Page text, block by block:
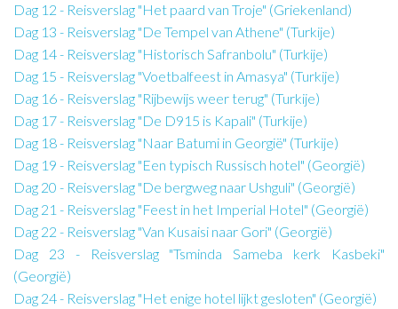
Dag 12 - Reisverslag "Het paard van Troje" (Griekenland)
Dag 13 - Reisverslag "De Tempel van Athene" (Turkije)
Dag 14 - Reisverslag "Historisch Safranbolu" (Turkije)
Dag 15 - Reisverslag "Voetbalfeest in Amasya" (Turkije)
Dag 16 - Reisverslag "Rijbewijs weer terug" (Turkije)
Dag 17 - Reisverslag "De D915 is Kapali" (Turkije)
Dag 18 - Reisverslag "Naar Batumi in Georgië" (Turkije)
Dag 19 - Reisverslag "Een typisch Russisch hotel" (Georgië)
Dag 20 - Reisverslag "De bergweg naar Ushguli" (Georgië)
Dag 21 - Reisverslag "Feest in het Imperial Hotel" (Georgië)
Dag 22 - Reisverslag "Van Kusaisi naar Gori" (Georgië)
Dag 23 - Reisverslag "Tsminda Sameba kerk Kasbeki"
(Georgië)
Dag 24 - Reisverslag "Het enige hotel lijkt gesloten" (Georgië)